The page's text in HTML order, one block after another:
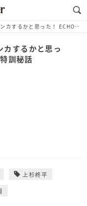
葉山奨之×上杉柊平×清原翔 ケンカするかと思った！ ECHOLLメンバーのバンド猛特訓秘話
するかと思っ
訓秘話
上杉柊平